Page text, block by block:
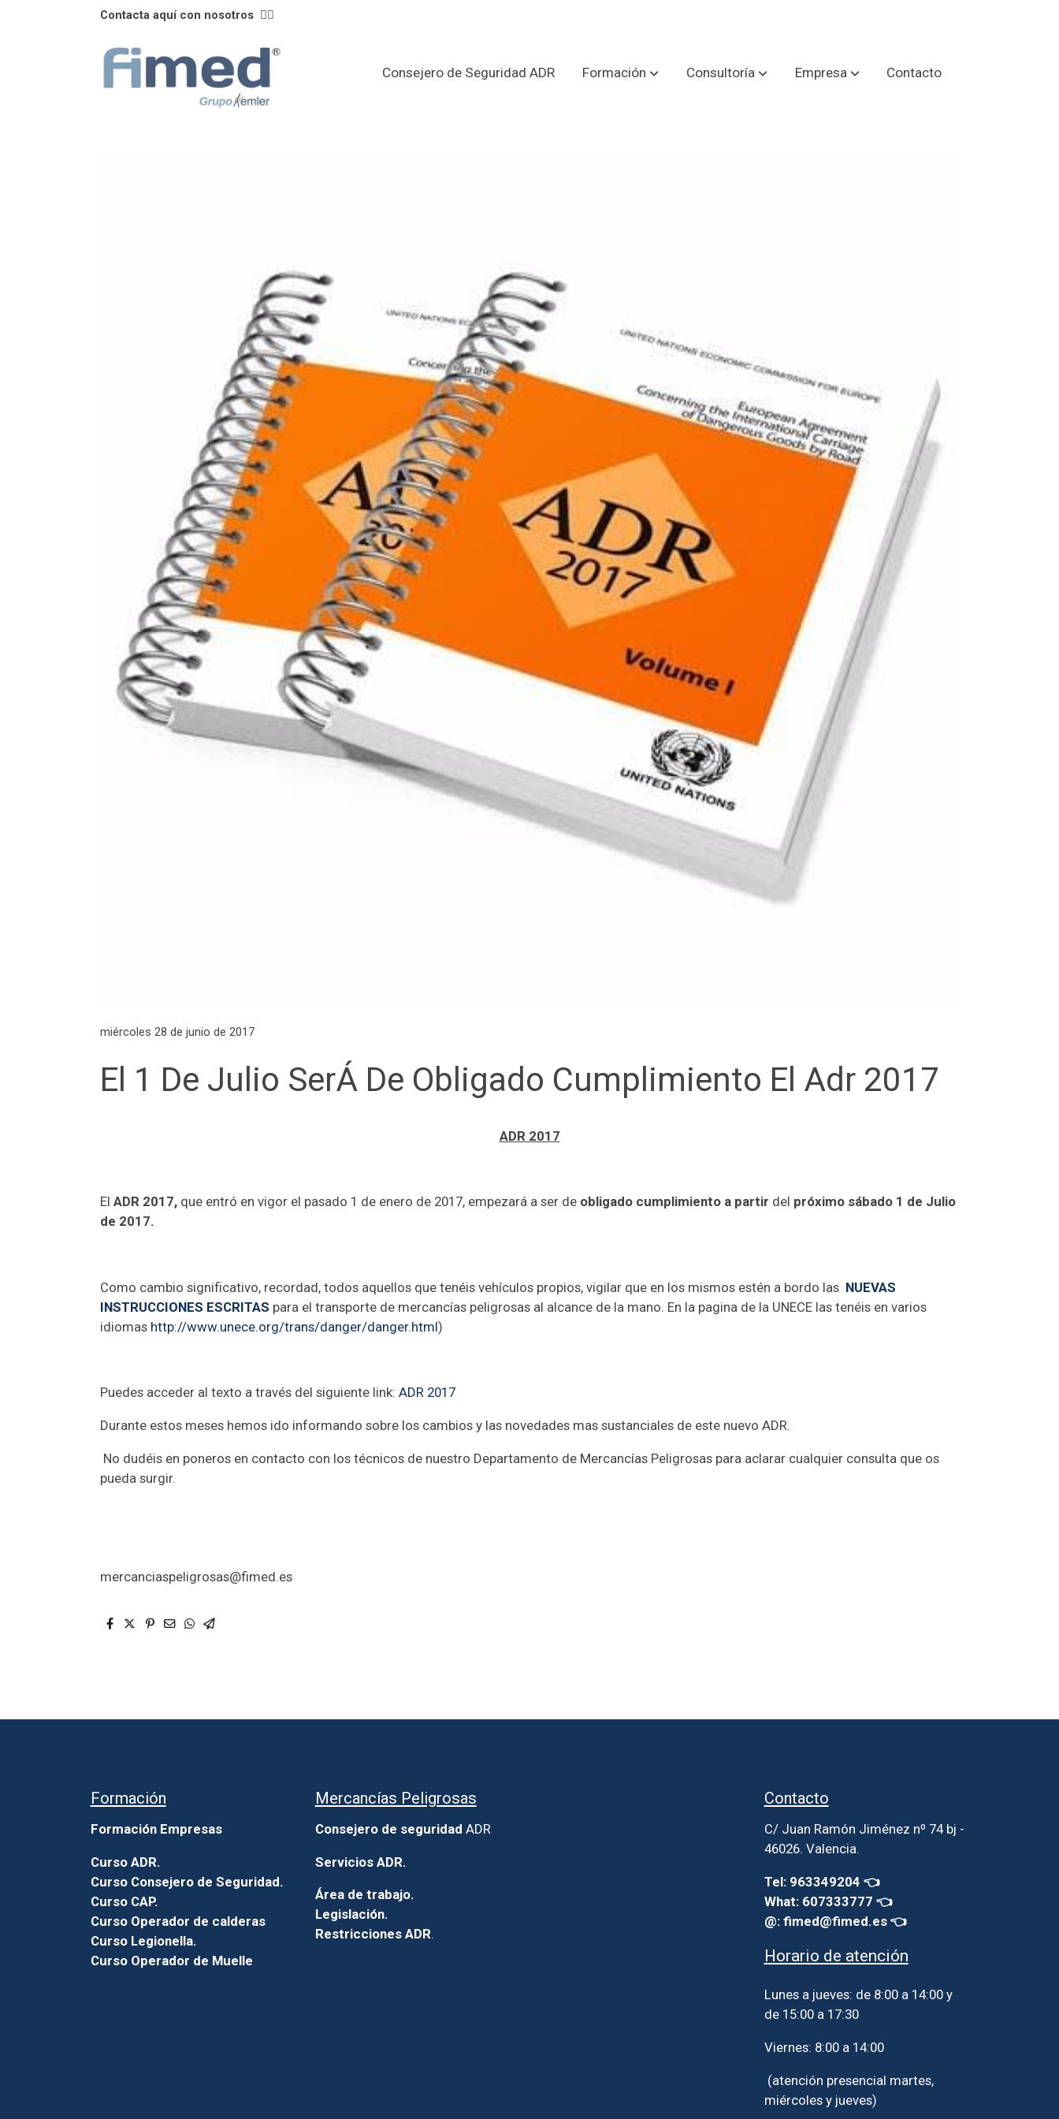
Contacta aquí con nosotros 👈🏼
Consejero de Seguridad ADR Formación Consultoría Empresa Contacto
miércoles 28 de junio de 2017
El 1 De Julio SerÁ De Obligado Cumplimiento El Adr 2017
ADR 2017
ElADR 2017, que entró en vigor el pasado 1 de enero de 2017, empezará a ser de obligado cumplimiento a partir del próximo sábado 1 de Julio
de 2017.
Como cambio significativo, recordad, todos aquellos que tenéis vehículos propios, vigilar que en los mismos estén a bordo las NUEVAS
INSTRUCCIONES ESCRITAS para el transporte de mercancías peligrosas al alcance de la mano. En la pagina de la UNECE las tenéis en varios
idiomas http://www.unece.org/trans/danger/danger.html)
Puedes acceder al texto a través del siguiente link:ADR 2017
Durante estos meses hemos ido informando sobre los cambios y las novedades mas sustanciales de este nuevo ADR.
No dudéis en poneros en contacto con los técnicos de nuestro Departamento de Mercancías Peligrosas para aclarar cualquier consulta que os
pueda surgir.
mercanciaspeligrosas@fimed.es
Formación
Formación Empresas
Curso ADR.
Curso Consejero de Seguridad.
Curso CAP.
Curso Operador de calderas
Curso Legionella.
Curso Operador de Muelle
Mercancías Peligrosas
Consejero de seguridad ADR
Servicios ADR.
Área de trabajo.
Legislación.
Restricciones ADR.
Contacto
C/ Juan Ramón Jiménez nº 74 bj -
46026. Valencia.
Tel: 963349204 👈
What: 607333777 👈
@: fimed@fimed.es 👈
Horario de atención
Lunes a jueves: de 8:00 a 14:00 y
de 15:00 a 17:30
Viernes: 8:00 a 14:00
(atención presencial martes,
miércoles y jueves)